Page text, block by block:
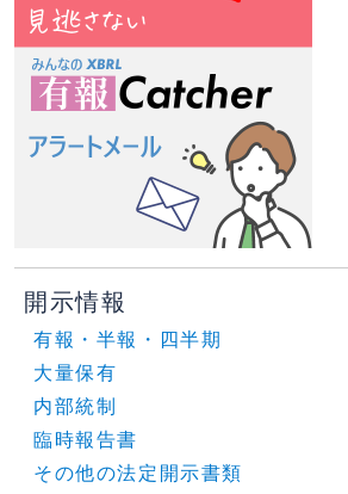
開示情報
有報・半報・四半期
大量保有
内部統制
臨時報告書
その他の法定開示書類